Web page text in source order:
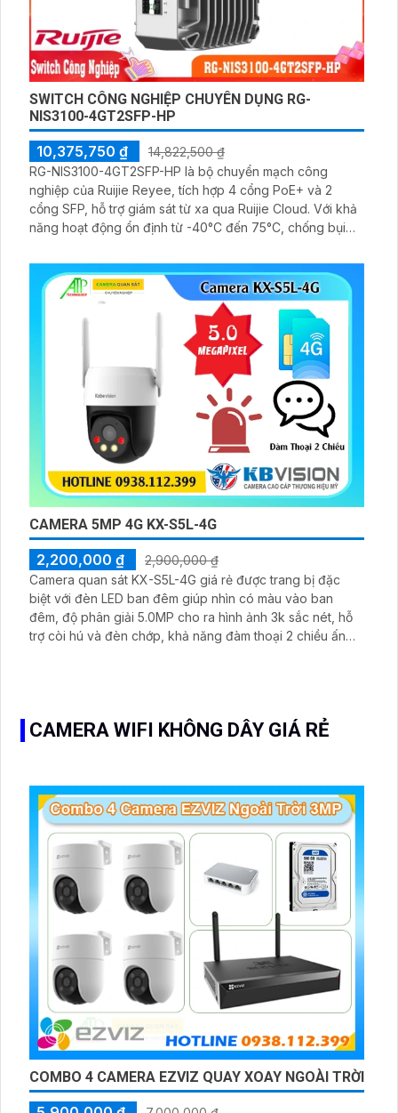
SWITCH CÔNG NGHIỆP CHUYÊN DỤNG RG-
NIS3100-4GT2SFP-HP
10,375,750 ₫
14,822,500 ₫
RG-NIS3100-4GT2SFP-HP là bộ chuyển mạch công
nghiệp của Ruijie Reyee, tích hợp 4 cổng PoE+ và 2
cổng SFP, hỗ trợ giám sát từ xa qua Ruijie Cloud. Với khả
năng hoạt động ổn định từ -40°C đến 75°C, chống bụi
khắc nghiệt như nhà máy, ven biển và hệ thống camera
ngoài trời.
CAMERA 5MP 4G KX-S5L-4G
2,200,000 ₫
2,900,000 ₫
Camera quan sát KX-S5L-4G giá rẻ được trang bị đặc
biệt với đèn LED ban đêm giúp nhìn có màu vào ban
đêm, độ phân giải 5.0MP cho ra hình ảnh 3k sắc nét, hỗ
trợ còi hú và đèn chớp, khả năng đàm thoại 2 chiều ấn
CAMERA WIFI KHÔNG DÂY GIÁ RẺ
COMBO 4 CAMERA EZVIZ QUAY XOAY NGOÀI TRỜI